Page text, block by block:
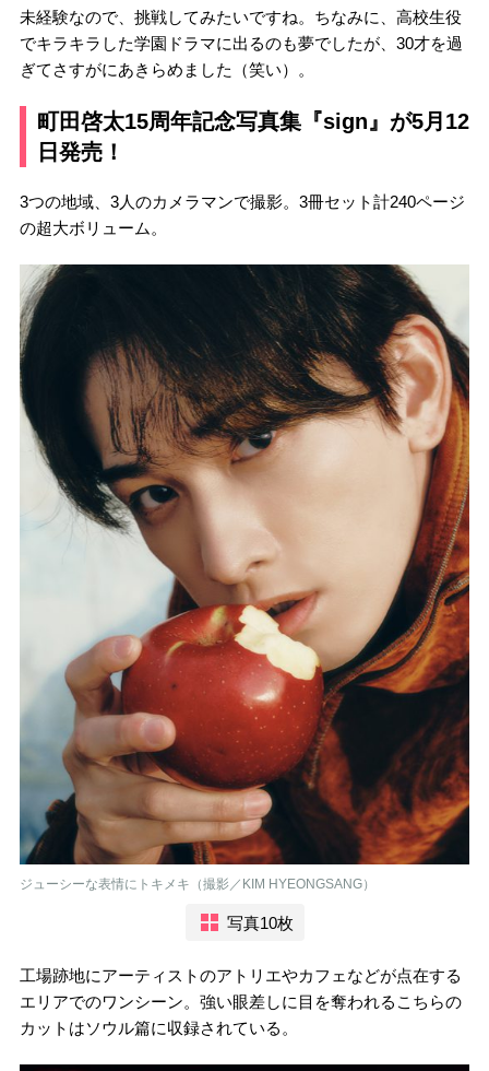
未経験なので、挑戦してみたいですね。ちなみに、高校生役
でキラキラした学園ドラマに出るのも夢でしたが、30才を過
ぎてさすがにあきらめました（笑い）。
町田啓太15周年記念写真集『sign』が5月12
日発売！
3つの地域、3人のカメラマンで撮影。3冊セット計240ページ
の超大ボリューム。
ジューシーな表情にトキメキ（撮影／KIM HYEONGSANG）
写真10枚
工場跡地にアーティストのアトリエやカフェなどが点在する
エリアでのワンシーン。強い眼差しに目を奪われるこちらの
カットはソウル篇に収録されている。